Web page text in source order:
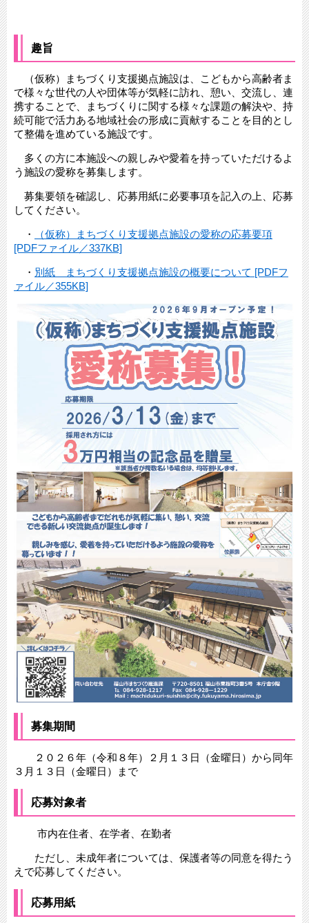
趣旨
（仮称）まちづくり支援拠点施設は、こどもから高齢者ま
で様々な世代の人や団体等が気軽に訪れ、憩い、交流し、連
携することで、まちづくりに関する様々な課題の解決や、持
続可能で活力ある地域社会の形成に貢献することを目的とし
て整備を進めている施設です。
多くの方に本施設への親しみや愛着を持っていただけるよ
う施設の愛称を募集します。
募集要領を確認し、応募用紙に必要事項を記入の上、応募
してください。
・
（仮称）まちづくり支援拠点施設の愛称の応募要項
[PDFファイル／337KB]
・ 別紙 まちづくり支援拠点施設の概要について [PDFフ
ァイル／355KB]
募集期間
２０２６年（令和８年）２月１３日（金曜日）から同年
３月１３日（金曜日）まで
応募対象者
市内在住者、在学者、在勤者
ただし、未成年者については、保護者等の同意を得たう
えで応募してください。
応募用紙